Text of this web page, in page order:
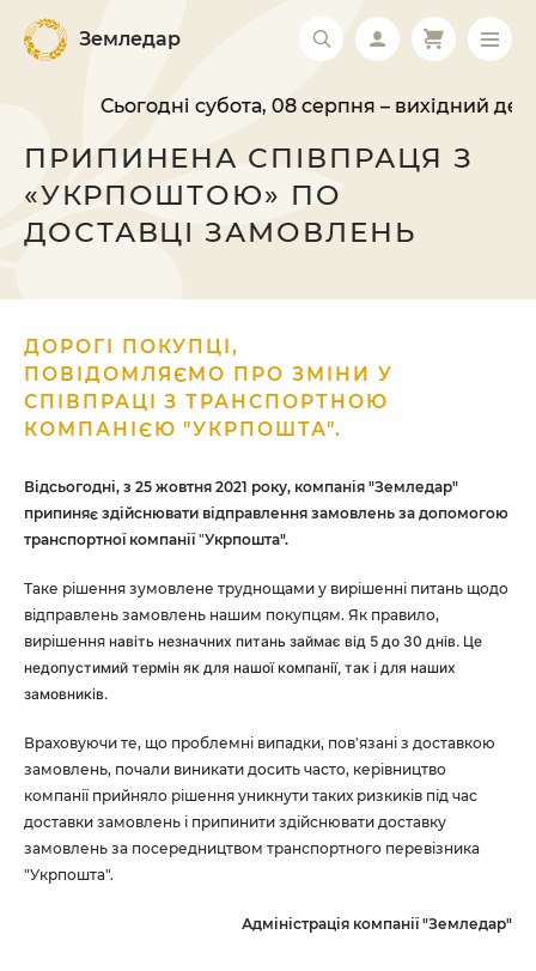
Земледар
Сьогодні субота, 08 серпня – вихідний
ПРИПИНЕНА СПІВПРАЦЯ З
«УКРПОШТОЮ» ПО
ДОСТАВЦІ ЗАМОВЛЕНЬ
ДОРОГІ ПОКУПЦІ,
ПОВІДОМЛЯЄМО ПРО ЗМІНИ У
СПІВПРАЦІ З ТРАНСПОРТНОЮ
КОМПАНІЄЮ "УКРПОШТА".
Відсьогодні, з 25 жовтня 2021 року, компанія "Земледар"
припиняє здійснювати відправлення замовлень за допомогою
транспортної компанії"Укрпошта".
Таке рішення зумовлене труднощами у вирішенні питань щодо
відправлень замовлень нашим покупцям. Як правило,
вирішення навіть незначних питань займає від 5 до 30 днів. Це
недопустимий термін як для нашої компанії, так і для наших
замовників.
Враховуючи те, що проблемні випадки, пов'язані з доставкою
замовлень, почали виникати досить часто, керівництво
компанії прийняло рішення уникнути таких ризкиків під час
доставки замовлень і припинити здійснювати доставку
замовлень за посередництвом транспортного перевізника
"Укрпошта".
Адміністрація компанії "Земледар"